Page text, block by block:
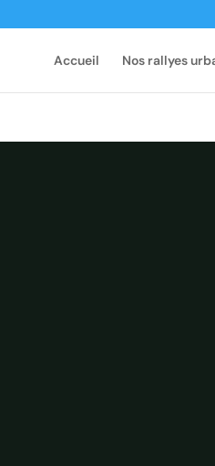
Accueil Nos rallyes